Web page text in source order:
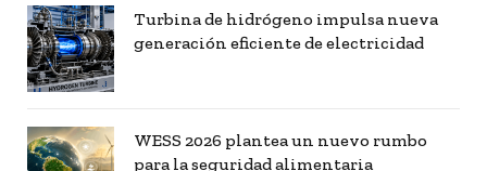
Turbina de hidrógeno impulsa nueva
generación eficiente de electricidad
WESS 2026 plantea un nuevo rumbo
para la seguridad alimentaria